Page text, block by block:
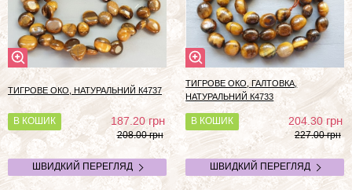
ТИГРОВЕ ОКО, НАТУРАЛЬНИЙ К4737
В КОШИК 187.20грн
208.00 грн
ШВИДКИЙ ПЕРЕГЛЯД
ТИГРОВЕ ОКО, ГАЛТОВКА,
НАТУРАЛЬНИЙ К4733
В КОШИК 204.30грн
227.00 грн
ШВИДКИЙ ПЕРЕГЛЯД